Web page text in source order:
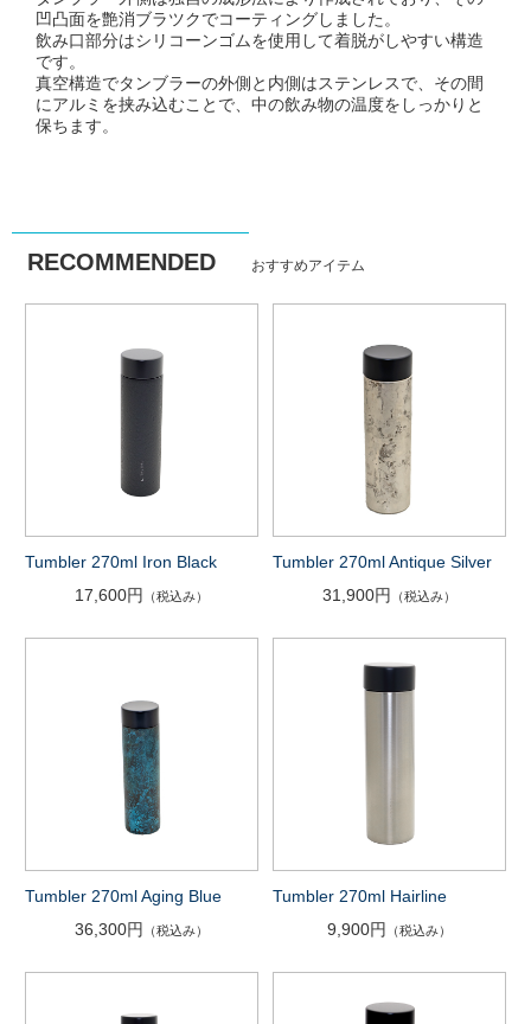
凹凸面を艶消ブラツクでコーティングしました。
飲み口部分はシリコーンゴムを使用して着脱がしやすい構造
です。
真空構造でタンブラーの外側と内側はステンレスで、その間
にアルミを挟み込むことで、中の飲み物の温度をしっかりと
保ちます。
RECOMMENDED おすすめアイテム
Tumbler 270ml Iron Black
17,600円
（税込み）
Tumbler 270ml Antique Silver
31,900円
（税込み）
Tumbler 270ml Aging Blue
36,300円
（税込み）
Tumbler 270ml Hairline
9,900円
（税込み）